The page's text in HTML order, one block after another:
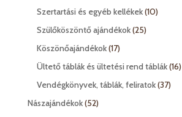
termék
Szertartási és egyéb kellékek 1010
Szülőköszöntő ajándékok 2525
Köszönőajándékok 1717
termék
Ültető táblák és ültetési rend táblák 1616
Vendégkönyvek, táblák, feliratok 3737
Nászajándékok 5252